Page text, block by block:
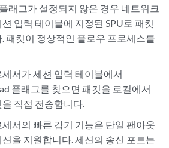
래그가 설정되지 않은 경우 네트워크
입력 테이블에 지정된 SPU로 패킷
패킷이 정상적인 플로우 프로세스를
서가 세션 입력 테이블에서
플래그를 찾으면 패킷을 로컬에서
직접 전송합니다.
서의 빠른 감기 기능은 단일 팬아웃
을 지원합니다. 세션의 송신 포트는